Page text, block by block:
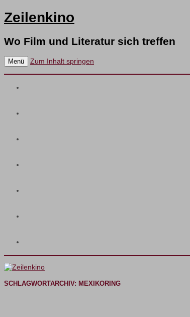
Zeilenkino
Wo Film und Literatur sich treffen
Menü Zum Inhalt springen
SCHLAGWORTARCHIV: MEXIKORING